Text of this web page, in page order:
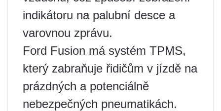
indikátoru na palubní desce a
varovnou zprávu.
Ford Fusion má systém TPMS,
který zabraňuje řidičům v jízdě na
prázdných a potenciálně
nebezpečných pneumatikách.